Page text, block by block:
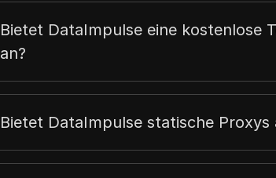
Bietet DataImpulse eine kostenlose
an?
Bietet DataImpulse statische Proxys